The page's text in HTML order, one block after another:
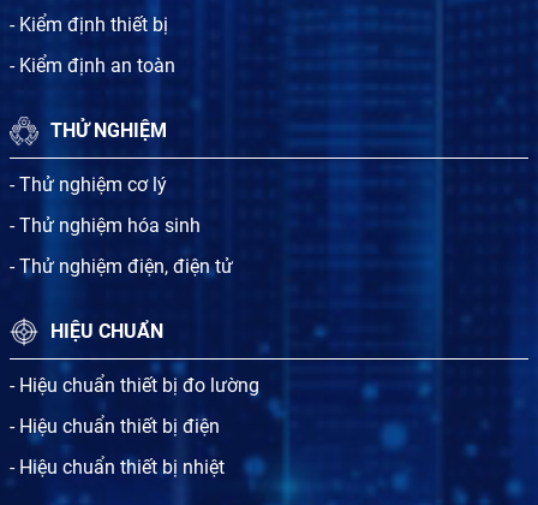
- Kiểm định thiết bị
- Kiểm định an toàn
THỬ NGHIỆM
- Thử nghiệm cơ lý
- Thử nghiệm hóa sinh
- Thử nghiệm điện, điện tử
HIỆU CHUẨN
- Hiệu chuẩn thiết bị đo lường
- Hiệu chuẩn thiết bị điện
- Hiệu chuẩn thiết bị nhiệt